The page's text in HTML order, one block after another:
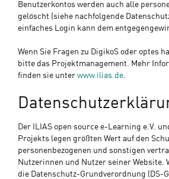
Benutzerkontos werden auch alle
gelöscht (siehe nachfolgende
einfaches Login kann dem
Wenn Sie Fragen zu DigikoS oder optes
bitte das Projektmanagement. Mehr
finden sie unter www.ilias.de.
Der ILIAS open source e-Learning e.V.
Projekts legen größten Wert auf den
personenbezogenen und sonstigen
Nutzerinnen und Nutzer seiner Website.
die Datenschutz-Grundverordnung (DS-